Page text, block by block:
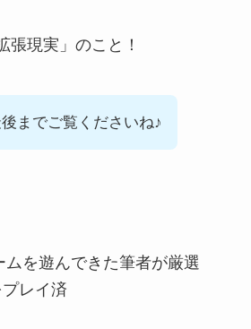
張現実」のこと！
までご覧くださいね♪
ムを遊んできた筆者が厳選
レイ済